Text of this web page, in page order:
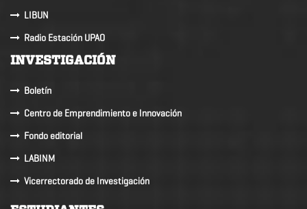
LIBUN
Radio Estación UPAO
INVESTIGACIÓN
Boletín
Centro de Emprendimiento e Innovación
Fondo editorial
LABINM
Vicerrectorado de Investigación